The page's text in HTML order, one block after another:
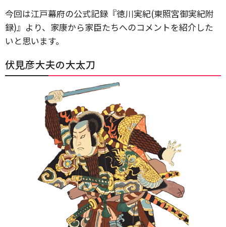
今回は江戸幕府の公式記録『徳川実紀(東照宮御実紀附
録)』より、家康から家臣たちへのコメントを紹介した
いと思います。
伏見彦大夫の大太刀